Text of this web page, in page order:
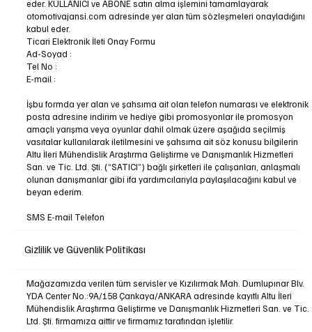
eder. KULLANICI ve ABONE satın alma işlemini tamamlayarak
otomotivajansi.com adresinde yer alan tüm sözleşmeleri onayladığını
kabul eder.
Ticari Elektronik İleti Onay Formu
Ad-Soyad :
Tel No :
E-mail :
İşbu formda yer alan ve şahsıma ait olan telefon numarası ve elektronik
posta adresine indirim ve hediye gibi promosyonlar ile promosyon
amaçlı yarışma veya oyunlar dahil olmak üzere aşağıda seçilmiş
vasıtalar kullanılarak iletilmesini ve şahsıma ait söz konusu bilgilerin
Altu İleri Mühendislik Araştırma Geliştirme ve Danışmanlık Hizmetleri
San. ve Tic. Ltd. Şti. (“SATICI”) bağlı şirketleri ile çalışanları, anlaşmalı
olunan danışmanlar gibi ifa yardımcılarıyla paylaşılacağını kabul ve
beyan ederim.
SMS E-mail Telefon
Gizlilik ve Güvenlik Politikası
Mağazamızda verilen tüm servisler ve Kızılırmak Mah. Dumlupınar Blv.
YDA Center No.:9A/158 Çankaya/ANKARA adresinde kayıtlı Altu İleri
Mühendislik Araştırma Geliştirme ve Danışmanlık Hizmetleri San. ve Tic.
Ltd. Şti. firmamıza aittir ve firmamız tarafından işletilir.